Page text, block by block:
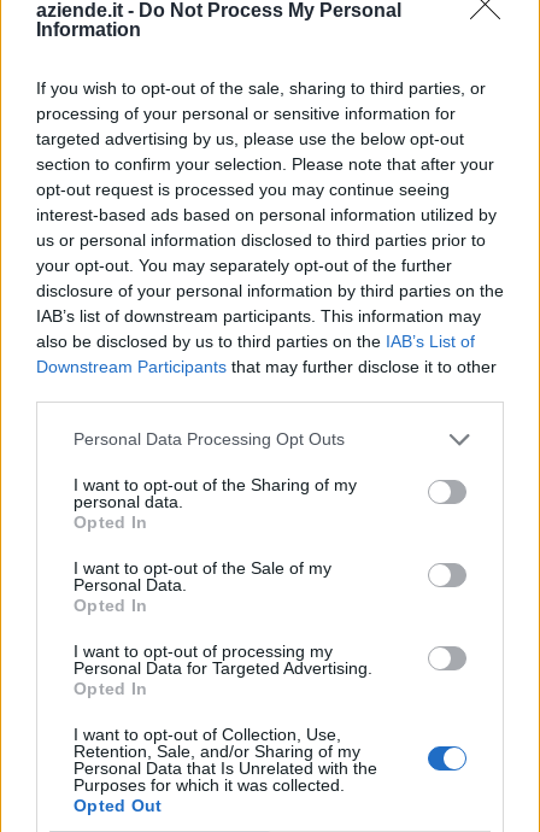
aziende.it - Do Not Process My Personal
Information
If you wish to opt-out of the sale, sharing to third parties, or
processing of your personal or sensitive information for
targeted advertising by us, please use the below opt-out
section to confirm your selection. Please note that after your
opt-out request is processed you may continue seeing
interest-based ads based on personal information utilized by
us or personal information disclosed to third parties prior to
your opt-out. You may separately opt-out of the further
disclosure of your personal information by third parties on the
IAB’s list of downstream participants. This information may
also be disclosed by us to third parties on the IAB’s List of
Downstream Participants that may further disclose it to other
Personal Data Processing Opt Outs
I want to opt-out of the Sharing of my
personal data.
Opted In
I want to opt-out of the Sale of my
Personal Data.
Opted In
I want to opt-out of processing my
Personal Data for Targeted Advertising.
Opted In
I want to opt-out of Collection, Use,
Retention, Sale, and/or Sharing of my
Personal Data that Is Unrelated with the
Purposes for which it was collected.
Opted Out
2026-02-23
Voucher certificazioni PMI per competitività e
UNIONE REGIONALE DELLE CAMERE DI COMMERCIO
INDUSTRIA ARTIGIANATO AGRICOLTURA DEL
5.640 euro
2025-03-17
CREDITO DI IMPOSTA PER LE SPONSORIZZAZIONI
SPORTIVE
Presidenza del Consiglio dei Ministri - Dipartimento
per lo sport della Presiden
20.000 euro
2023-10-24
400.000 euro
2023-05-30
Contributo a fondo perduto [e modifiche ai sensi
SA 101076)
agenzia delle entrate
2023-04-03
esenzioni fiscali e crediti d'imposta adottati a
seguito della crisi economica causata dall'epidemia di
COVID-19 [con mo
agenzia delle entrate
1.677 euro